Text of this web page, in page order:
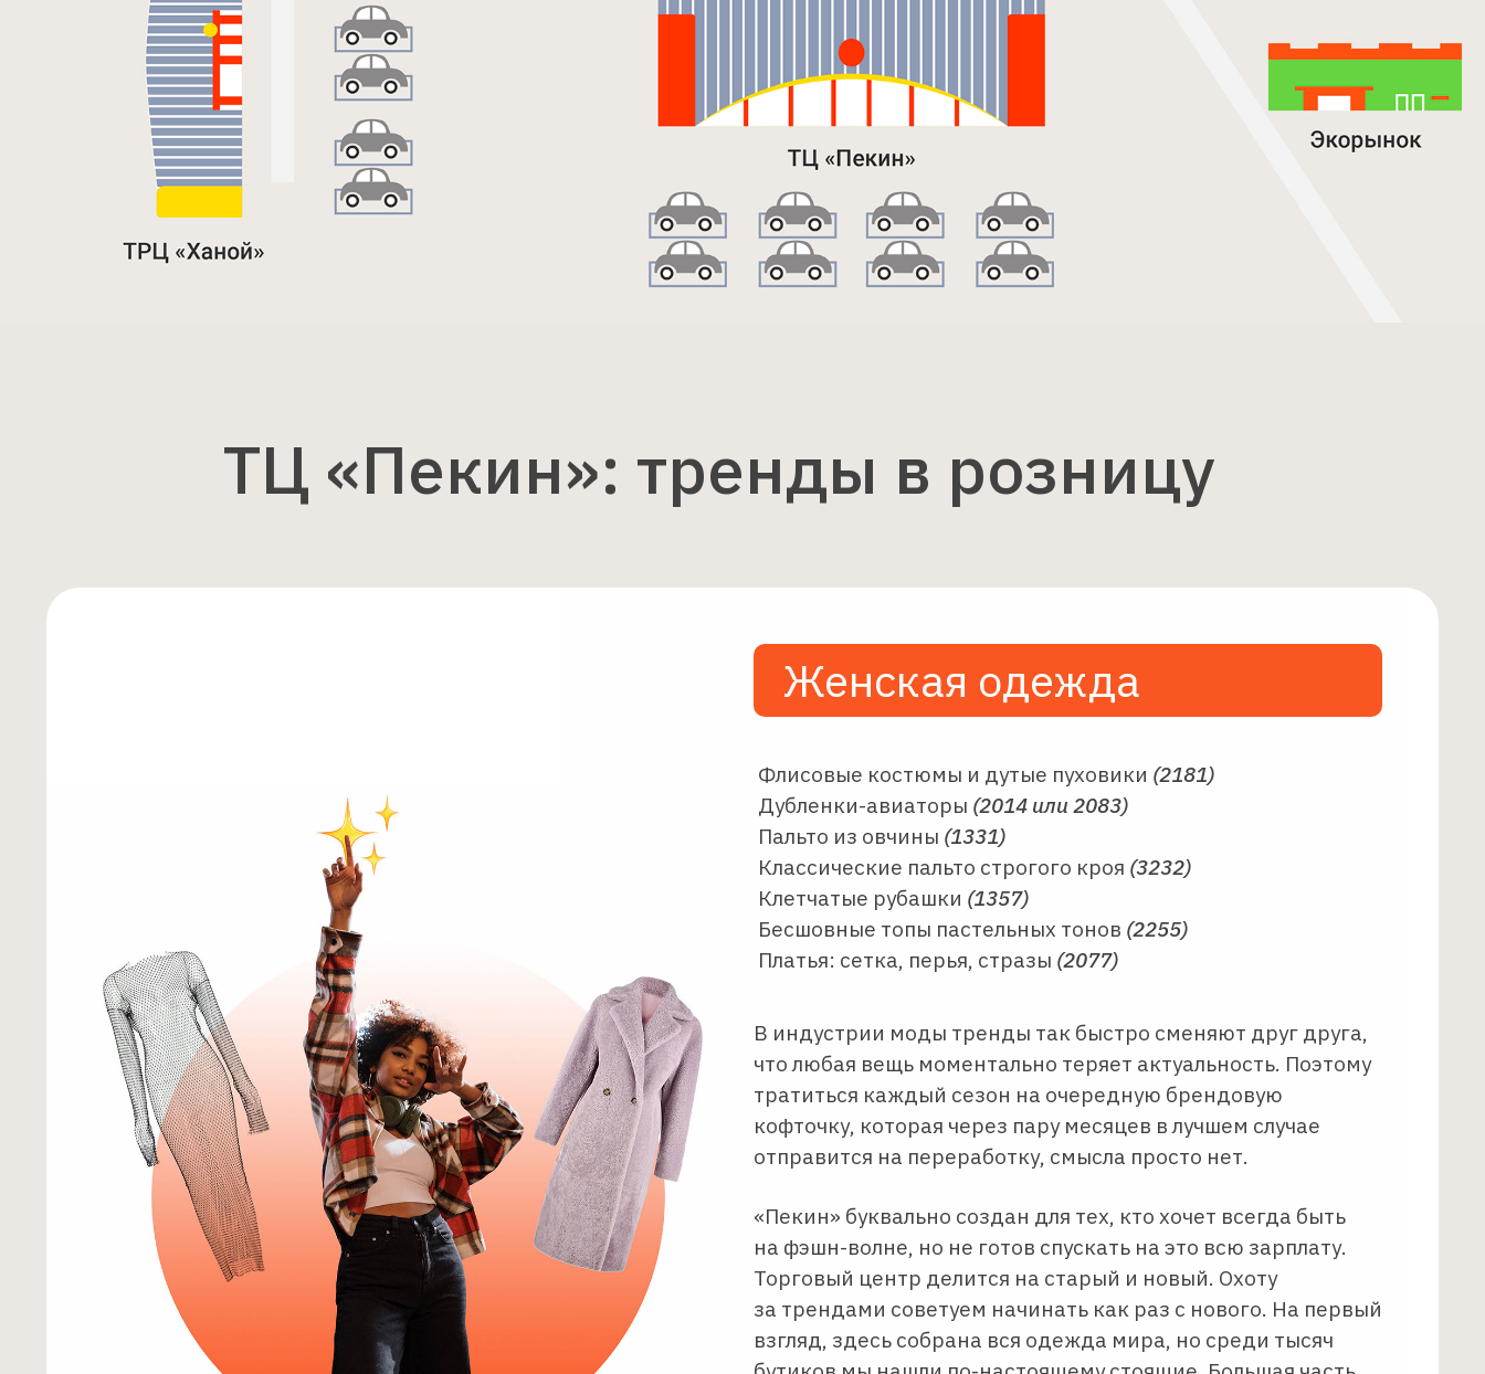
ТЦ «Пекин»: тренды в розницу
Женская одежда
Флисовые костюмы и дутые пуховики (2181)
Дубленки-авиаторы (2014 или 2083)
Пальто из овчины (1331)
Классические пальто строгого кроя (3232)
Клетчатые рубашки (1357)
Бесшовные топы пастельных тонов (2255)
Платья: сетка, перья, стразы (2077)
В индустрии моды тренды так быстро сменяют друг друга,
что любая вещь моментально теряет актуальность. Поэтому
тратиться каждый сезон на очередную брендовую
кофточку, которая через пару месяцев в лучшем случае
отправится на переработку, смысла просто нет.
«Пекин» буквально создан для тех, кто хочет всегда быть
на фэшн-волне, но не готов спускать на это всю зарплату.
Торговый центр делится на старый и новый. Охоту
за трендами советуем начинать как раз с нового. На первый
взгляд, здесь собрана вся одежда мира, но среди тысяч